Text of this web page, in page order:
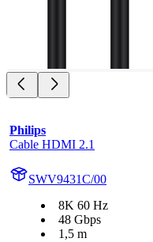
Philips
Cable HDMI 2.1
SWV9431C/00
8K 60 Hz
48 Gbps
1,5 m